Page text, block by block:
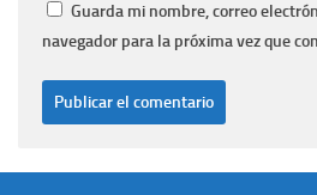
Guarda mi nombre, correo
navegador para la próxima vez que